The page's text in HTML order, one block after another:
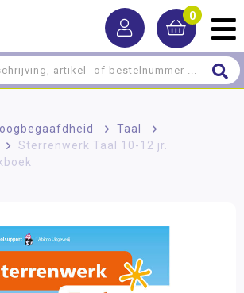
0
> Taal
>
>
Sterrenwerk Taal 10-12 jr.